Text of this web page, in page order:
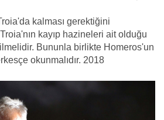
kalması gerektiğini
kayıp hazineleri ait olduğu
Bununla birlikte Homeros'un
okunmalıdır. 2018